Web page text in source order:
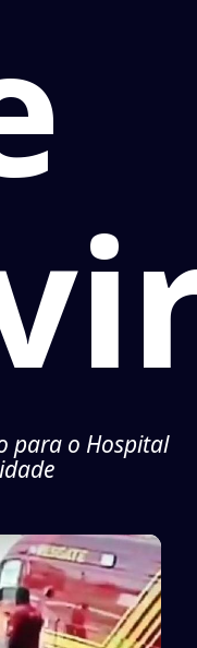
para o Hospital